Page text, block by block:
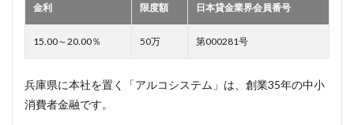
金利 限度額 日本貸金業界会員番号
15.00～20.00％ 50万 第000281号
兵庫県に本社を置く「アルコシステム」は、創業35年の中小
消費者金融です。